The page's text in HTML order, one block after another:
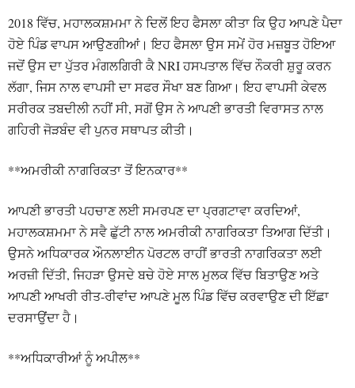
2018 ਵਿੱਚ, ਮਹਾਲਕਸ਼ਮਮਾ ਨੇ ਦਿਲੋਂ ਇਹ ਫੈਸਲਾ ਕੀਤਾ ਕਿ ਉਹ ਆਪਣੇ ਪੈਦਾ
ਹੋਏ ਪਿੰਡ ਵਾਪਸ ਆਉਣਗੀਆਂ। ਇਹ ਫੈਸਲਾ ਉਸ ਸਮੇਂ ਹੋਰ ਮਜ਼ਬੂਤ ਹੋਇਆ
ਜਦੋਂ ਉਸ ਦਾ ਪੁੱਤਰ ਮੰਗਲਗਿਰੀ ਕੈ NRI ਹਸਪਤਾਲ ਵਿੱਚ ਨੌਕਰੀ ਸ਼ੁਰੂ ਕਰਨ
ਲੱਗਾ, ਜਿਸ ਨਾਲ ਵਾਪਸੀ ਦਾ ਸਫਰ ਸੌਖਾ ਬਣ ਗਿਆ। ਇਹ ਵਾਪਸੀ ਕੇਵਲ
ਸਰੀਰਕ ਤਬਦੀਲੀ ਨਹੀਂ ਸੀ, ਸਗੋਂ ਉਸ ਨੇ ਆਪਣੀ ਭਾਰਤੀ ਵਿਰਾਸਤ ਨਾਲ
ਗਹਿਰੀ ਜੋੜਬੰਦ ਵੀ ਪੁਨਰ ਸਥਾਪਤ ਕੀਤੀ।
**ਅਮਰੀਕੀ ਨਾਗਰਿਕਤਾ ਤੋਂ ਇਨਕਾਰ**
ਆਪਣੀ ਭਾਰਤੀ ਪਹਚਾਣ ਲਈ ਸਮਰਪਣ ਦਾ ਪ੍ਰਗਟਾਵਾ ਕਰਦਿਆਂ,
ਮਹਾਲਕਸ਼ਮਮਾ ਨੇ ਸਵੈ ਛੁੱਟੀ ਨਾਲ ਅਮਰੀਕੀ ਨਾਗਰਿਕਤਾ ਤਿਆਗ ਦਿੱਤੀ।
ਉਸਨੇ ਅਧਿਕਾਰਕ ਔਨਲਾਈਨ ਪੋਰਟਲ ਰਾਹੀਂ ਭਾਰਤੀ ਨਾਗਰਿਕਤਾ ਲਈ
ਅਰਜ਼ੀ ਦਿੱਤੀ, ਜਿਹੜਾ ਉਸਦੇ ਬਚੇ ਹੋਏ ਸਾਲ ਮੁਲਕ ਵਿੱਚ ਬਿਤਾਉਣ ਅਤੇ
ਆਪਣੀ ਆਖਰੀ ਰੀਤ-ਰੀਵਾਂਦ ਆਪਣੇ ਮੂਲ ਪਿੰਡ ਵਿੱਚ ਕਰਵਾਉਣ ਦੀ ਇੱਛਾ
ਦਰਸਾਉਂਦਾ ਹੈ।
**ਅਧਿਕਾਰੀਆਂ ਨੂੰ ਅਪੀਲ**